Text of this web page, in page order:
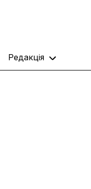
Редакція